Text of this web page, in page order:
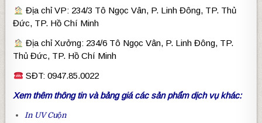
Địa chỉ VP: 234/3 Tô Ngọc Vân, P. Linh Đông, TP. Thủ
Đức, TP. Hồ Chí Minh
Địa chỉ Xưởng: 234/6 Tô Ngọc Vân, P. Linh Đông, TP.
Thủ Đức, TP. Hồ Chí Minh
SĐT: 0947.85.0022
Xem thêm thông tin và bảng giá các sản phẩm dịch vụ khác:
In UV Cuộn